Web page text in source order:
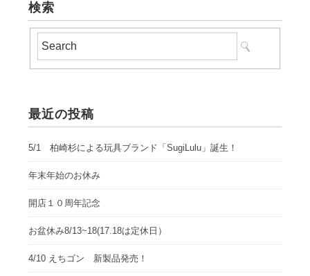
検索
最近の投稿
5/1 柏崎杉による玩具ブランド「SugiLulu」誕生！
年末年始のお休み
開店１０周年記念
お盆休み8/13~18(17.18は定休日）
4/10 えちゴン 新製品発売！